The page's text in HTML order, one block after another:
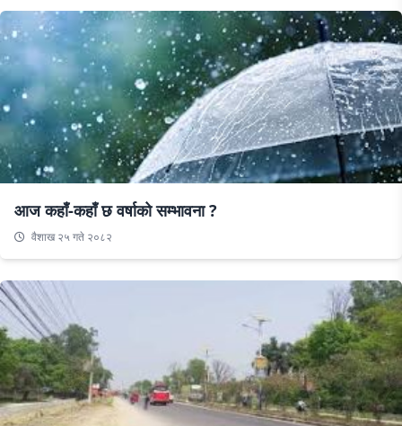
आज कहाँ-कहाँ छ वर्षाको सम्भावना ?
वैशाख २५ गते २०८२